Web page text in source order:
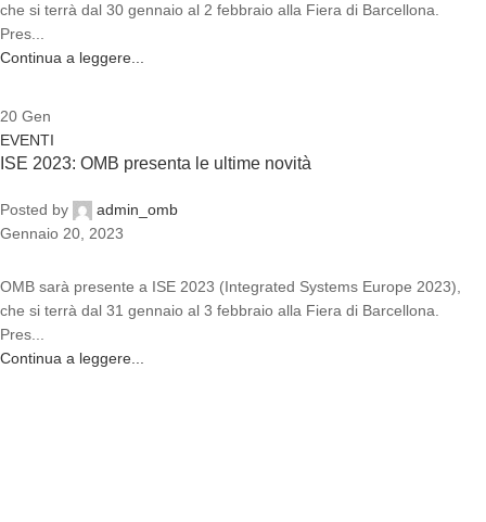
che si terrà dal 30 gennaio al 2 febbraio alla Fiera di Barcellona.
Pres...
Continua a leggere...
20 Gen
EVENTI
ISE 2023: OMB presenta le ultime novità
Posted by
admin_omb
Gennaio 20, 2023
OMB sarà presente a ISE 2023 (Integrated Systems Europe 2023),
che si terrà dal 31 gennaio al 3 febbraio alla Fiera di Barcellona.
Pres...
Continua a leggere...